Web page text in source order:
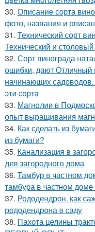
30. Описание сорта
фото, названия и
31. Технический сорт
Технический и
32. Сорт винограда
ошибки, дают Отличный
начинающих
эти сорта
33. Магнолии в
опыт выращивания
34. Как сделать из
из бумаги?
35. Канализация в
для загородного дома
36. Тамбур в частном
тамбура в частном доме
37. Рододендрон, как
рододендрона в саду
38. Пахота целины